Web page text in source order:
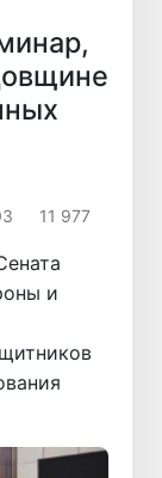
11 977
и